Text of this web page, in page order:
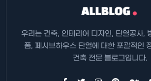
우리는 건축, 인테리어 디자인, 단열공사,
폼, 페시브하우스 단열에 대한 포괄적인
건축 전문 블로그입니다.